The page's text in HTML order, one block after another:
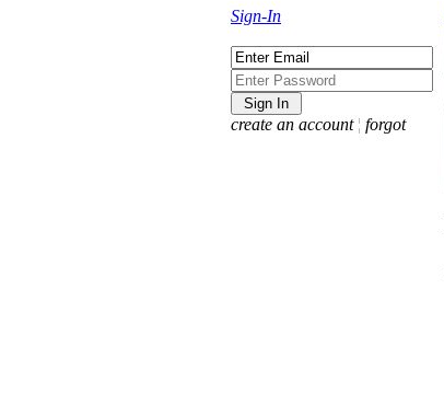
Sign-In
create an account ¦ forgot